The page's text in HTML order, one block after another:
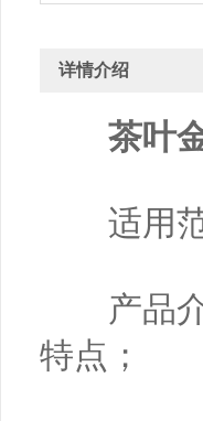
详情介绍
茶叶
适用范
产品介
特点；